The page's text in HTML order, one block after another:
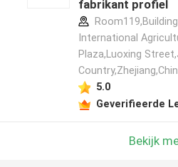
fabrikant profiel
International
Plaza,Luoxing
5.0
Geverifieerde
Bekijk